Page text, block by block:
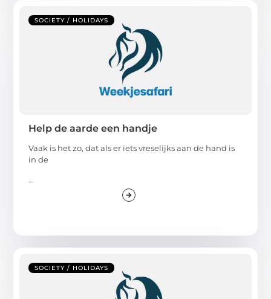
SOCIETY / HOLIDAYS
Help de aarde een handje
Vaak is het zo, dat als er iets vreselijks aan de hand is
in de
...
SOCIETY / HOLIDAYS